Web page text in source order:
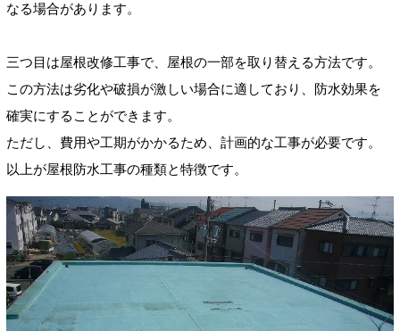
なる場合があります。
三つ目は屋根改修工事で、屋根の一部を取り替える方法です。
この方法は劣化や破損が激しい場合に適しており、防水効果を
確実にすることができます。
ただし、費用や工期がかかるため、計画的な工事が必要です。
以上が屋根防水工事の種類と特徴です。